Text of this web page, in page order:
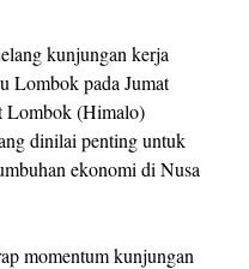
kunjungan kerja
Lombok pada Jumat
Lombok (Himalo)
dinilai penting untuk
ekonomi di Nusa
momentum kunjungan